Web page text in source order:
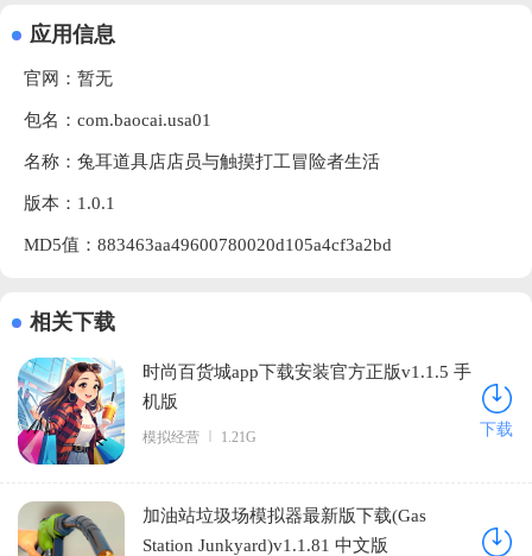
应用信息
官网：暂无
包名：com.baocai.usa01
名称：兔耳道具店店员与触摸打工冒险者生活
版本：1.0.1
MD5值：883463aa49600780020d105a4cf3a2bd
相关下载
时尚百货城app下载安装官方正版v1.1.5 手
机版
模拟经营 1.21G 下载
加油站垃圾场模拟器最新版下载(Gas
Station Junkyard)v1.1.81 中文版